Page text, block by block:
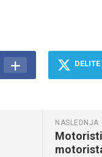
DELITE
NASLEDNJA